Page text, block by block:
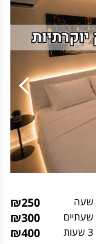
שעה ₪250
שעתיים ₪300
3 שעות ₪400